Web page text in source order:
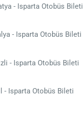
- Isparta Otobüs Bileti
- Isparta Otobüs Bileti
- Isparta Otobüs Bileti
- Isparta Otobüs Bileti